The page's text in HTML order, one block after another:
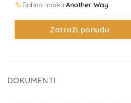
Robna marka:Another Way
Zatraži ponudu
DOKUMENTI